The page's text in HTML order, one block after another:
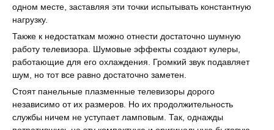
одном месте, заставляя эти точки испытывать константную
нагрузку.
Также к недостаткам можно отнести достаточно шумную
работу телевизора. Шумовые эффекты создают кулеры,
работающие для его охлаждения. Громкий звук подавляет
шум, но тот все равно достаточно заметен.
Стоят панельные плазменные телевизоры дорого
независимо от их размеров. Но их продолжительность
службы ничем не уступает ламповым. Так, однажды